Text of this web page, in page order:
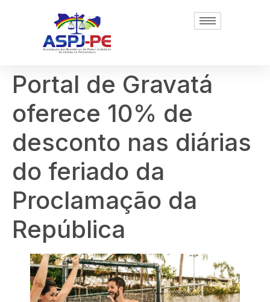
Portal de Gravatá
oferece 10% de
desconto nas diárias
do feriado da
Proclamação da
República